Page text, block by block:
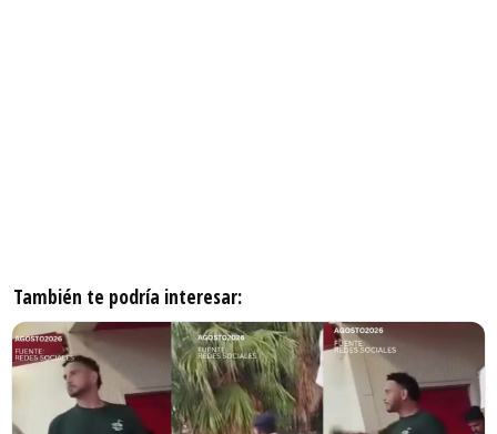
También te podría interesar: